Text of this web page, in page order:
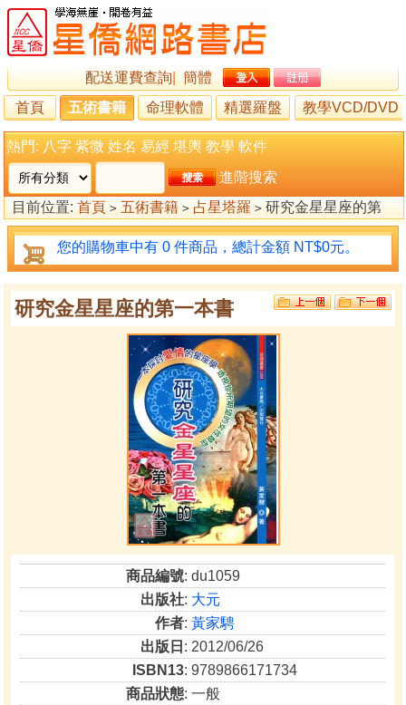
配送運費查詢
簡體
首頁
五術書籍 命理軟體 精選羅盤 教學VCD/DVD
熱門: 八字 紫微 姓名 易經 堪輿 教學 軟件
進階搜索
目前位置: 首頁 > 五術書籍 > 占星塔羅 > 研究金星星座的第
一本書
您的購物車中有 0 件商品，總計金額 NT$0元。
研究金星星座的第一本書
商品編號: du1059
出版社: 大元
作者:黃家騁
出版日 : 2012/06/26
ISBN13: 9789866171734
商品狀態: 一般